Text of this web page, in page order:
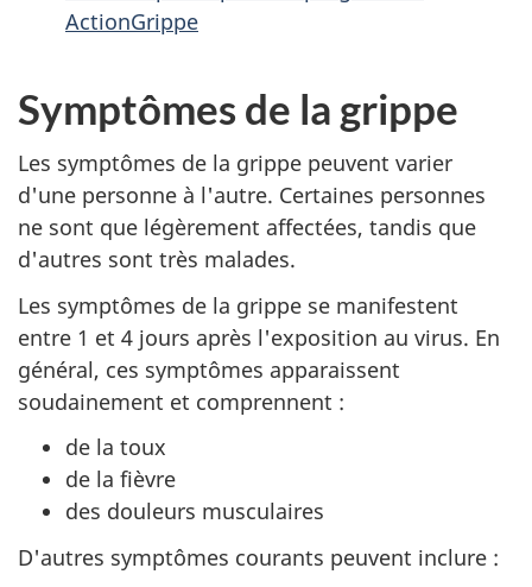
ActionGrippe
Symptômes de la grippe
Les symptômes de la grippe peuvent varier
d'une personne à l'autre. Certaines personnes
ne sont que légèrement affectées, tandis que
d'autres sont très malades.
Les symptômes de la grippe se manifestent
entre 1 et 4 jours après l'exposition au virus. En
général, ces symptômes apparaissent
soudainement et comprennent :
de la toux
de la fièvre
des douleurs musculaires
D'autres symptômes courants peuvent inclure :